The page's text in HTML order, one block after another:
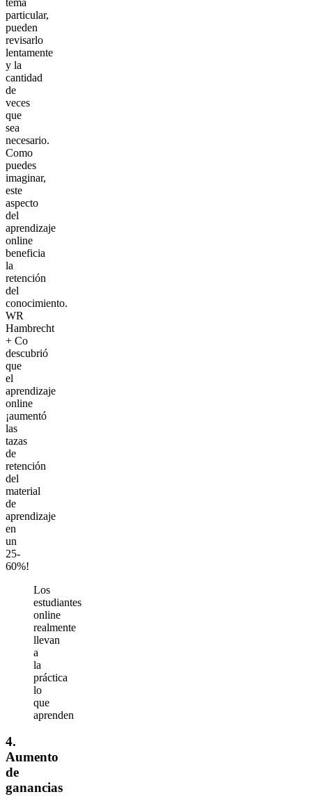
particular,
pueden
revisarlo
lentamente
y la
cantidad
de
veces
que
sea
necesario.
Como
puedes
imaginar,
este
aspecto
del
aprendizaje
online
beneficia
la
retención
del
conocimiento.
WR
Hambrecht
+ Co
descubrió
que
el
aprendizaje
online
¡aumentó
las
tazas
de
retención
del
material
de
aprendizaje
en
un
25-
60%!
Los
estudiantes
online
realmente
llevan
a
la
práctica
lo
que
aprenden
4.
Aumento
de
ganancias